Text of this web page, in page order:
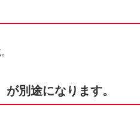
別途になります。